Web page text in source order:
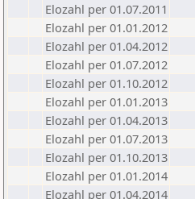
Elozahl per 01.07.2011
Elozahl per 01.01.2012
Elozahl per 01.04.2012
Elozahl per 01.07.2012
Elozahl per 01.10.2012
Elozahl per 01.01.2013
Elozahl per 01.04.2013
Elozahl per 01.07.2013
Elozahl per 01.10.2013
Elozahl per 01.01.2014
Elozahl per 01.04.2014